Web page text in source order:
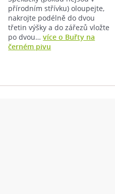
přírodním střívku) oloupejte,
nakrojte podélně do dvou
třetin výšky a do zářezů vložte
po dvou…více o Buřty na
černém pivu